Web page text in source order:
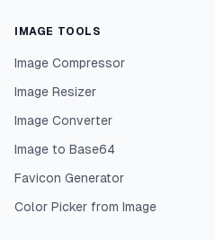
IMAGE TOOLS
Image Compressor
Image Resizer
Image Converter
Image to Base64
Favicon Generator
Color Picker from Image